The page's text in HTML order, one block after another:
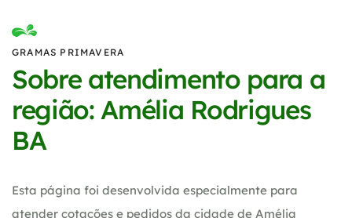
GRAMAS PRIMAVERA
Sobre atendimento para a
região: Amélia Rodrigues
BA
Esta página foi desenvolvida especialmente para
atender cotações e pedidos da cidade de Amélia